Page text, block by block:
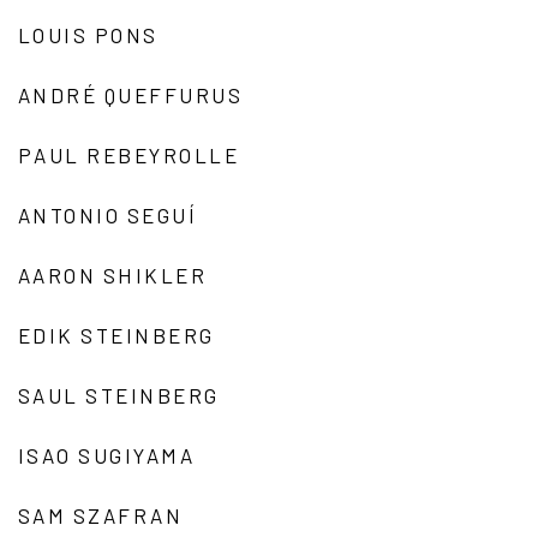
LOUIS PONS
ANDRÉ QUEFFURUS
PAUL REBEYROLLE
ANTONIO SEGUÍ
AARON SHIKLER
EDIK STEINBERG
SAUL STEINBERG
ISAO SUGIYAMA
SAM SZAFRAN